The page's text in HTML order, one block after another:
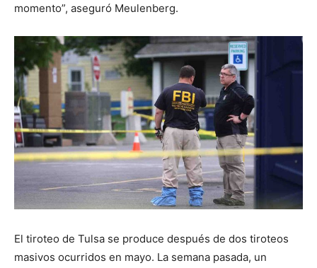
momento”, aseguró Meulenberg.
El tiroteo de Tulsa se produce después de dos tiroteos
masivos ocurridos en mayo. La semana pasada, un